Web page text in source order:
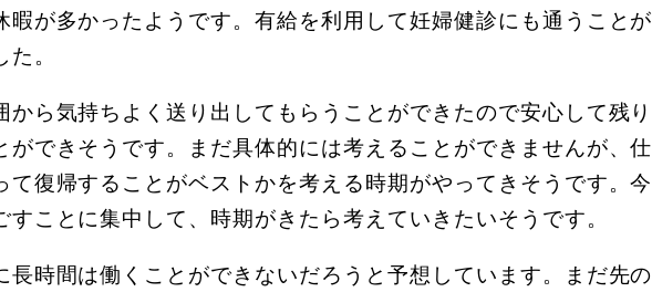
暇が多かったようです。有給を利用して妊婦健診にも通うことが
。
ら気持ちよく送り出してもらうことができたので安心して残り
ができそうです。まだ具体的には考えることができませんが、仕
て復帰することがベストかを考える時期がやってきそうです。今
ことに集中して、時期がきたら考えていきたいそうです。
長時間は働くことができないだろうと予想しています。まだ先の